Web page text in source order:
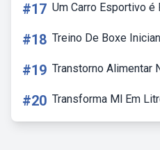
#17 Um Carro Esportivo
#18 Treino De Boxe
#19 Transtorno Alimentar
#20 Transforma Ml Em